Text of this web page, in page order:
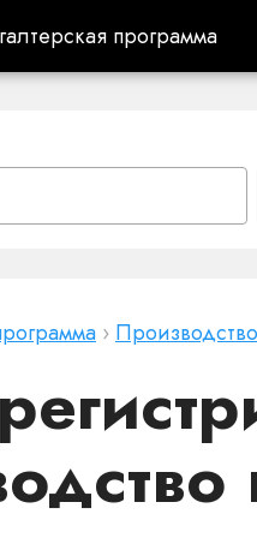
программа
программа
› Производство